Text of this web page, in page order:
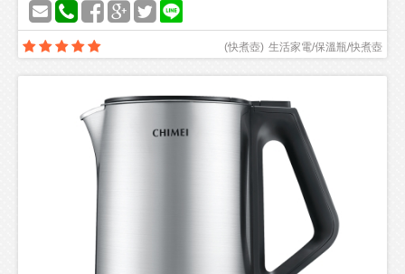
生活家電/保溫瓶/快煮壺
(快煮壺)